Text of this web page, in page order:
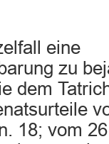
eine
zu
dem
18; vom